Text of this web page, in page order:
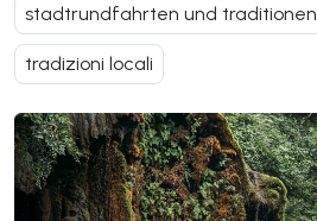
stadtrundfahrten und traditionen
tradizioni locali